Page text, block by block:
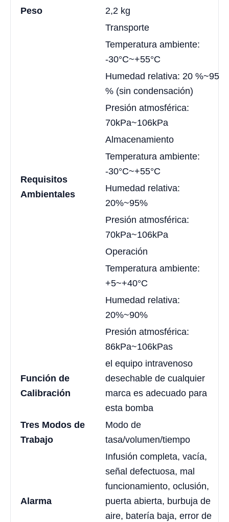
Peso
2,2 kg
Requisitos
Ambientales
Transporte
Temperatura ambiente:
-30°C~+55°C
Humedad relativa: 20 %~95
% (sin condensación)
Presión atmosférica:
70kPa~106kPa
Almacenamiento
Temperatura ambiente:
-30°C~+55°C
Humedad relativa:
20%~95%
Presión atmosférica:
70kPa~106kPa
Operación
Temperatura ambiente:
+5~+40°C
Humedad relativa:
20%~90%
Presión atmosférica:
86kPa~106kPas
Función de
Calibración
el equipo intravenoso
desechable de cualquier
marca es adecuado para
esta bomba
Tres Modos de
Trabajo
Modo de
tasa/volumen/tiempo
Alarma
Infusión completa, vacía,
señal defectuosa, mal
funcionamiento, oclusión,
puerta abierta, burbuja de
aire, batería baja, error de